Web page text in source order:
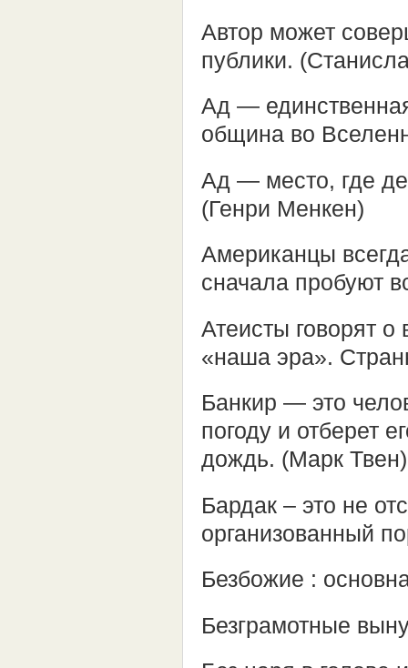
Автор может
публики.
Ад —
община во
Ад — место, где
(Генри Менкен)
Американцы
сначала пробуют
Атеисты говорят
«наша эра».
Банкир — это
погоду и отберет
дождь. (Марк Твен)
Бардак – это не
организованный
Безбожие :
Безграмотные